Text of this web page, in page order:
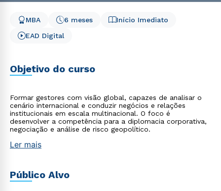
Início Imediato
6 meses
MBA
EAD Digital
Objetivo do curso
Formar gestores com visão global, capazes de analisar o
cenário internacional e conduzir negócios e relações
institucionais em escala multinacional. O foco é
desenvolver a competência para a diplomacia corporativa,
negociação e análise de risco geopolítico.
Ler mais
Público Alvo